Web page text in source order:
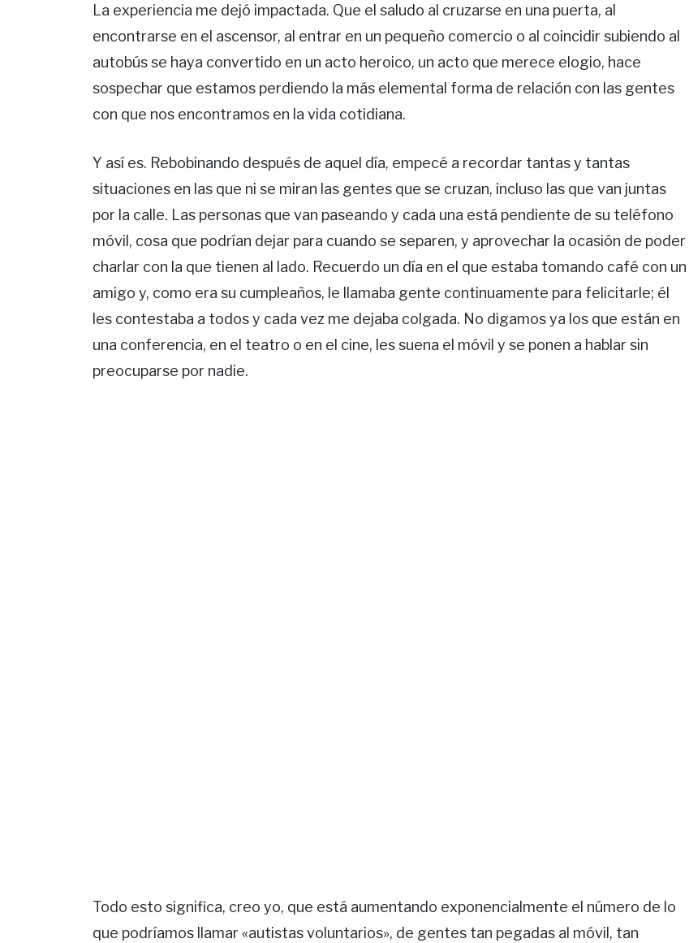
La experiencia me dejó impactada. Que el saludo al cruzarse en una puerta, al
encontrarse en el ascensor, al entrar en un pequeño comercio o al coincidir subiendo al
autobús se haya convertido en un acto heroico, un acto que merece elogio, hace
sospechar que estamos perdiendo la más elemental forma de relación con las gentes
con que nos encontramos en la vida cotidiana.
Y así es. Rebobinando después de aquel día, empecé a recordar tantas y tantas
situaciones en las que ni se miran las gentes que se cruzan, incluso las que van juntas
por la calle. Las personas que van paseando y cada una está pendiente de su teléfono
móvil, cosa que podrían dejar para cuando se separen, y aprovechar la ocasión de poder
charlar con la que tienen al lado. Recuerdo un día en el que estaba tomando café con un
amigo y, como era su cumpleaños, le llamaba gente continuamente para felicitarle; él
les contestaba a todos y cada vez me dejaba colgada. No digamos ya los que están en
una conferencia, en el teatro o en el cine, les suena el móvil y se ponen a hablar sin
preocuparse por nadie.
Todo esto significa, creo yo, que está aumentando exponencialmente el número de lo
que podríamos llamar «autistas voluntarios», de gentes tan pegadas al móvil, tan